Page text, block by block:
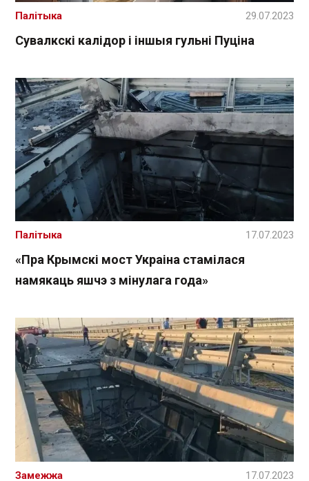
Сувалкскі калідор і іншыя гульні Пуціна
Палітыка 29.07.2023
«Пра Крымскі мост Украіна стамілася
намякаць яшчэ з мінулага года»
Палітыка 17.07.2023
Замежжа 17.07.2023